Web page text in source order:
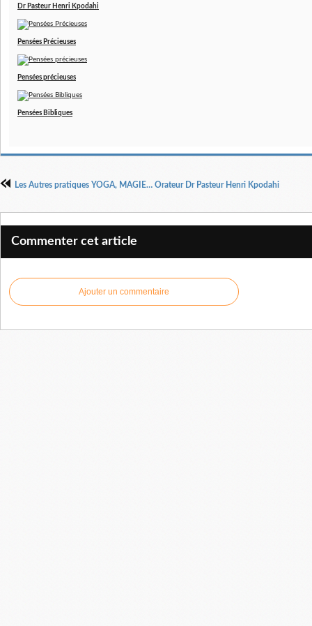
Dr Pasteur Henri Kpodahi
Pensées Précieuses
Pensées précieuses
Pensées Bibliques
Les Autres pratiques YOGA, MAGIE… Orateur Dr Pasteur Henri Kpodahi
Commenter cet article
Ajouter un commentaire